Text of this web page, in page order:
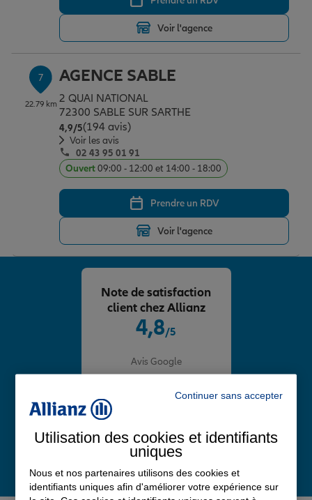
Voir l'agence
7
22.79 km
AGENCE SABLE
2 QUAI NATIONAL
72300 SABLE SUR SARTHE
4,9/5Note de 4.9 sur 5
(194 avis)
Voir les avis
02 43 95 01 91
Ouvert09:00 - 12:00 et 14:00 - 18:00
Prendre un RDV
Voir l'agence
4,8/5
Avis Google
Note de satisfaction
client chez Allianz
Continuer sans accepter
Utilisation des cookies et identifiants
uniques
Nous et nos partenaires utilisons des cookies et
identifiants uniques afin d'améliorer votre expérience sur